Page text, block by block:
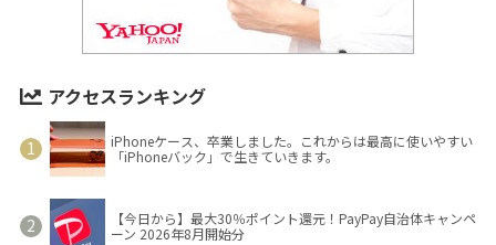
アクセスランキング
iPhoneケース、卒業しました。これからは最高に使いやすい
「iPhoneバック」で生きていきます。
【今日から】最大30％ポイント還元！PayPay自治体キャンペ
ーン 2026年8月開始分